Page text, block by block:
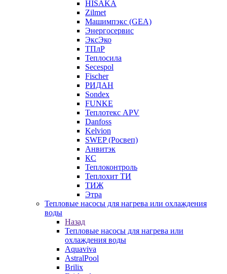
HISAKA
Zilmet
Машимпэкс (GEA)
Энергосервис
ЭксЭко
ТПлР
Теплосила
Secespol
Fischer
РИДАН
Sondex
FUNKE
Теплотекс APV
Danfoss
Kelvion
SWEP (Росвеп)
Анвитэк
КС
Теплоконтроль
Теплохит ТИ
ТИЖ
Этра
Тепловые насосы для нагрева или охлаждения
воды
Назад
Тепловые насосы для нагрева или
охлаждения воды
Aquaviva
AstralPool
Brilix